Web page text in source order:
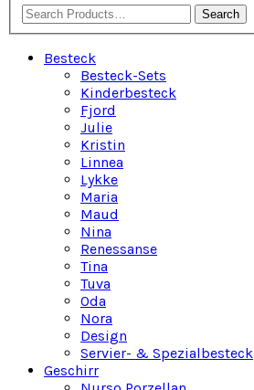
Search
Besteck
Besteck-Sets
Kinderbesteck
Fjord
Julie
Kristin
Linnea
Lykke
Maria
Maud
Nina
Renessanse
Tina
Tuva
Oda
Nora
Design
Servier- & Spezialbesteck
Geschirr